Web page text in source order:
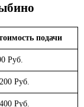
подачи
Руб.
Руб.
Руб.